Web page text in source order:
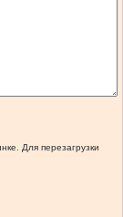
Для перезагрузки